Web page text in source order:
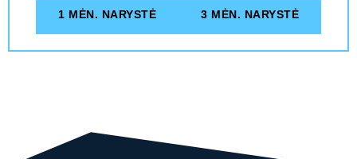
1 MĖN. NARYSTĖ 3 MĖN. NARYSTĖ